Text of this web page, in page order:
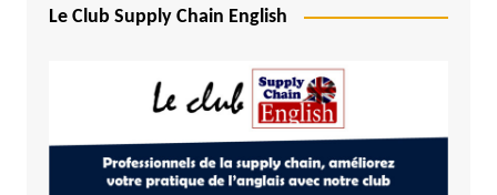
Le Club Supply Chain English